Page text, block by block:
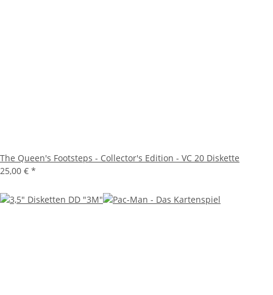
The Queen's Footsteps - Collector's Edition - VC 20 Diskette
25,00 € *